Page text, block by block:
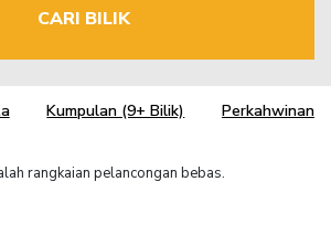
CARI BILIK
Kumpulan (9+ Bilik) Perkahwinan
rangkaian pelancongan bebas.